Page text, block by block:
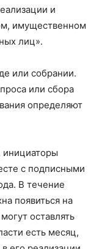
и
имущественном
лиц».
или собрании.
или сбора
определяют
инициаторы
с подписными
В течение
появиться на
оставлять
есть месяц,